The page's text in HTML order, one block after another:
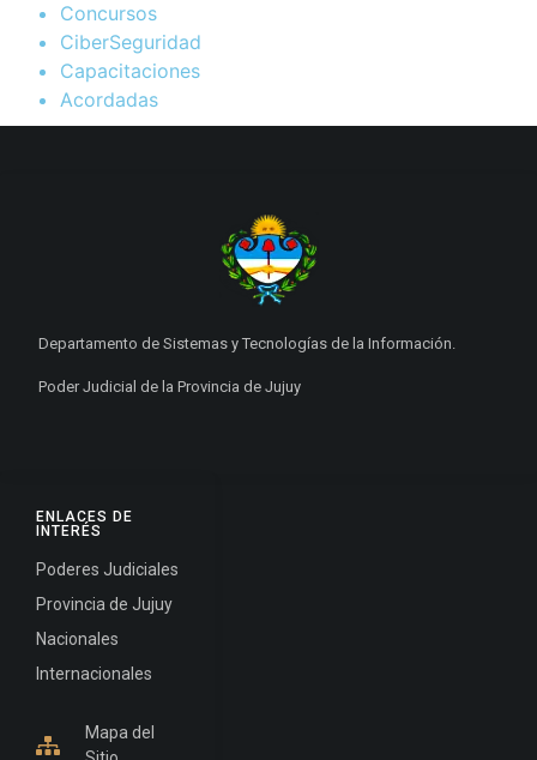
Concursos
CiberSeguridad
Capacitaciones
Acordadas
ENLACES DE
INTERÉS
Poderes Judiciales
Provincia de Jujuy
Nacionales
Internacionales
Mapa del
Departamento de Sistemas y Tecnologías de la Información.
Poder Judicial de la Provincia de Jujuy